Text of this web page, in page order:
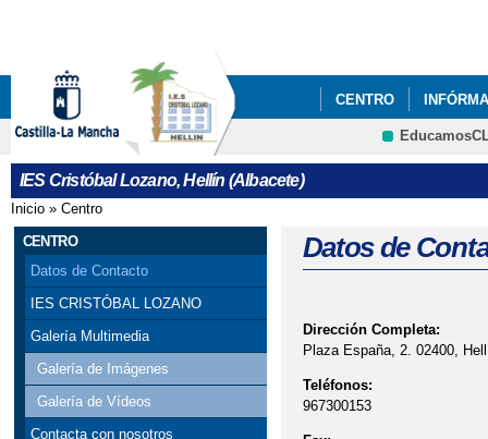
CENTRO
ORIENTACIÓN
PROCESO DE
CASTILLA LA MANCHA
IES Cristóbal Lozano, Hellín (Albacete)
Se encuentra usted aquí
Inicio » Centro
CENTRO
Datos de Contacto
IES CRISTÓBAL LOZANO
Galería Multimedia
Galería de Imágenes
Galería de Vídeos
Contacta con nosotros
Datos de
Dirección Completa:
Plaza España, 2. 02400,
Teléfonos:
967300153